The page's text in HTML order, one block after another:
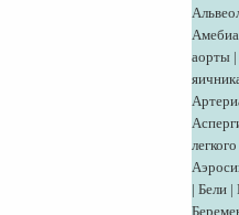
аорты |
легкого
| Бели |